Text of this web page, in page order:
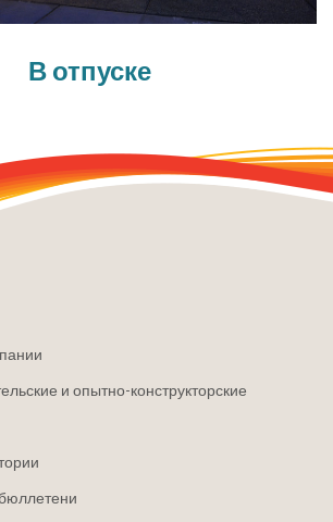
В отпуске
и опытно-конструкторские